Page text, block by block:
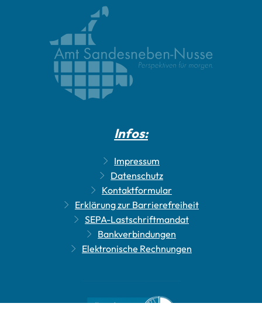
Infos:
Impressum
Datenschutz
Kontaktformular
Erklärung zur Barrierefreiheit
SEPA-Lastschriftmandat
Bankverbindungen
Elektronische Rechnungen